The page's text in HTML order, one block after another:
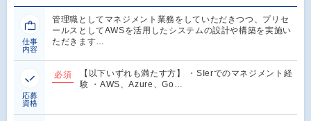
仕事
内容
管理職としてマネジメント業務をしていただきつつ、プリセ
ールスとしてAWSを活用したシステムの設計や構築を実施い
ただきます…
応募
資格
必須
【以下いずれも満たす方】 ・SIerでのマネジメント経
験 ・AWS、Azure、Go…